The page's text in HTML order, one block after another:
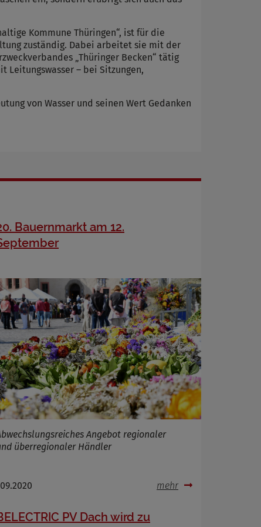
Kommune Thüringen“, ist für die
zuständig. Dabei arbeitet sie mit der
„Thüringer Becken“ tätig
Leitungswasser – bei Sitzungen,
von Wasser und seinen Wert Gedanken
Bauernmarkt am 12.
Angebot regionaler
überregionaler Händler
mehr
PV Dach wird zu